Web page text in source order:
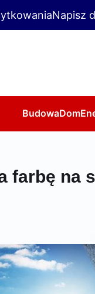
Napisz
BudowaDom
farbę na